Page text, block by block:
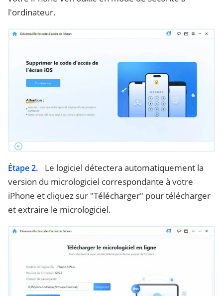
l'ordinateur.
Étape 2.
Le logiciel détectera automatiquement la
version du micrologiciel correspondante à votre
iPhone et cliquez sur "Télécharger" pour télécharger
et extraire le micrologiciel.